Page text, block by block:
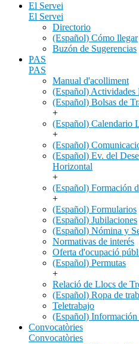
El Servei
El Servei
Directorio
(Español) Cómo llegar
Buzón de Sugerencias
PAS
PAS
Manual d'acolliment
(Español)
(Español) Bolsas de
+
(Español) Calendario
+
(Español)
(Español) Ev. del
Horizontal
+
(Español) Formación
+
(Español) Formularios
(Español) Jubilaciones
(Español) Nómina y
Normativas de interés
Oferta d'ocupació
(Español) Permutas
+
Relació de Llocs de
(Español) Ropa de
Teletrabajo
(Español) Información
Convocatòries
Convocatòries